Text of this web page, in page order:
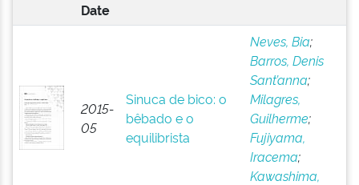
Date
2015-
05
Sinuca de bico: o
bêbado e o
equilibrista
Neves, Bia;
Barros, Denis
Sant’anna;
Milagres,
Guilherme;
Fujiyama,
Iracema;
Kawashima,